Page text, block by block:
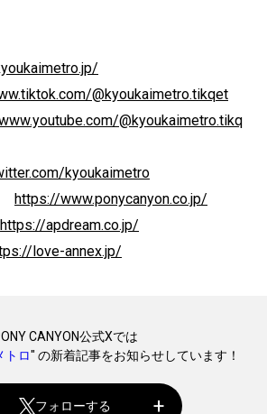
@kyoukaimetro.tikqet
@kyoukaimetro.tikq
kyoukaimetro
https://www.ponycanyon.co.jp/
https://apdream.co.jp/
love-annex.jp/
CANYON公式Xでは
トロ" の新着記事をお知らせしています！
フォローする